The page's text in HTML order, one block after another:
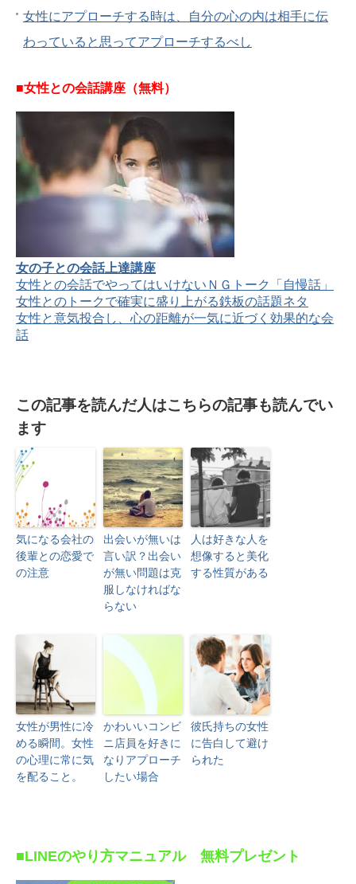
女性にアプローチする時は、自分の心の内は相手に伝
わっていると思ってアプローチするべし
■女性との会話講座（無料）
女の子との会話上達講座
女性との会話でやってはいけないＮＧトーク「自慢話」
女性とのトークで確実に盛り上がる鉄板の話題ネタ
女性と意気投合し、心の距離が一気に近づく効果的な会
話
この記事を読んだ人はこちらの記事も読んでい
ます
気になる会社の
後輩との恋愛で
の注意
出会いが無いは
言い訳？出会い
が無い問題は克
服しなければな
らない
人は好きな人を
想像すると美化
する性質がある
女性が男性に冷
める瞬間。女性
の心理に常に気
を配ること。
かわいいコンビ
ニ店員を好きに
なりアプローチ
したい場合
彼氏持ちの女性
に告白して避け
られた
■LINEのやり方マニュアル 無料プレゼント